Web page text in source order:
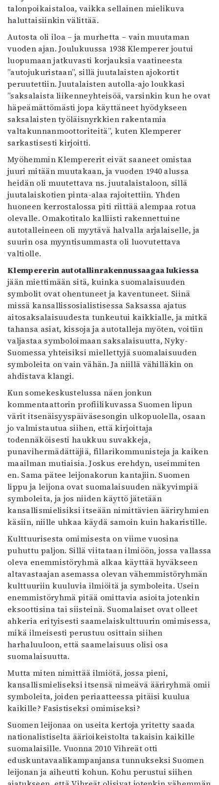
talonpoikaistaloa, vaikka sellainen mielikuva
haluttaisiinkin välittää.
Autosta oli iloa – ja murhetta – vain muutaman
vuoden ajan. Joulukuussa 1938 Klemperer joutui
luopumaan jatkuvasti korjauksia vaatineesta
”autojukuristaan”, sillä juutalaisten ajokortit
peruutettiin. Juutalaisten autolla-ajo loukkasi
”saksalaista liikenneyhteisöä, varsinkin kun he ovat
häpeämättömästi jopa käyttäneet hyödykseen
saksalaisten työläisnyrkkien rakentamia
valtakunnanmoottoriteitä”, kuten Klemperer
sarkastisesti kirjoitti.
Myöhemmin Klempererit eivät saaneet omistaa
juuri mitään muutakaan, ja vuoden 1940 alussa
heidän oli muutettava ns. juutalaistaloon, sillä
juutalaiskotien pinta-alaa rajoitettiin. Yhden
huoneen kerrostalossa piti riittää alempaa rotua
olevalle. Omakotitalo kalliisti rakennettuine
autotalleineen oli myytävä halvalla arjalaiselle, ja
suurin osa myyntisummasta oli luovutettava
valtiolle.
Klempererin autotallinrakennussaagaa lukiessa
jään miettimään sitä, kuinka suomalaisuuden
symbolit ovat ohentuneet ja kaventuneet. Siinä
missä kansallissosialistisessa Saksassa ajatus
aitosaksalaisuudesta tunkeutui kaikkialle, ja mitkä
tahansa asiat, kissoja ja autotalleja myöten, voitiin
valjastaa symboloimaan saksalaisuutta, Nyky-
Suomessa yhteisiksi miellettyjä suomalaisuuden
symboleita on vain vähän. Ja niillä vähilläkin on
ahdistava klangi.
Kun somekeskustelussa näen jonkun
kommentaattorin profiilikuvassa Suomen lipun
värit itsenäisyyspäiväsesongin ulkopuolella, osaan
jo valmistautua siihen, että kirjoittaja
todennäköisesti haukkuu suvakkeja,
punavihermädättäjiä, fillarikommunisteja ja kaiken
maailman mutiaisia. Joskus erehdyn, useimmiten
en. Sama pätee leijonakorun kantajiin. Suomen
lippu ja leijona ovat suomalaisuuden näkyvimpiä
symboleita, ja jos niiden käyttö jätetään
kansallismielisiksi itseään nimittävien ääriryhmien
käsiin, niille uhkaa käydä samoin kuin hakaristille.
Kulttuurisesta omimisesta on viime vuosina
puhuttu paljon. Sillä viitataan ilmiöön, jossa vallassa
oleva enemmistöryhmä alkaa käyttää hyväkseen
altavastaajan asemassa olevan vähemmistöryhmän
kulttuuriin kuuluvia ilmiöitä ja symboleita. Usein
enemmistöryhmä pitää omittavia asioita jotenkin
eksoottisina tai siisteinä. Suomalaiset ovat olleet
ahkeria erityisesti saamelaiskulttuurin omimisessa,
mikä ilmeisesti perustuu osittain siihen
harhaluuloon, että saamelaisuus olisi osa
suomalaisuutta.
Mutta miten nimittää ilmiötä, jossa pieni,
kansallismieliseksi itsensä nimeävä ääriryhmä omii
symboleita, joiden periaatteessa pitäisi kuulua
kaikille? Fasistiseksi omimiseksi?
Suomen leijonaa on useita kertoja yritetty saada
nationalistiselta äärioikeistolta takaisin kaikille
suomalaisille. Vuonna 2010 Vihreät otti
eduskuntavaalikampanjansa tunnukseksi Suomen
leijonan ja aiheutti kohun. Kohu perustui siihen